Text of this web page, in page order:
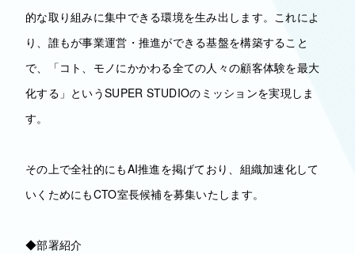
的な取り組みに集中できる環境を生み出します。これによ
り、誰もが事業運営・推進ができる基盤を構築すること
で、「コト、モノにかかわる全ての人々の顧客体験を最大
化する」というSUPER STUDIOのミッションを実現しま
す。
その上で全社的にもAI推進を掲げており、組織加速化して
いくためにもCTO室長候補を募集いたします。
◆部署紹介